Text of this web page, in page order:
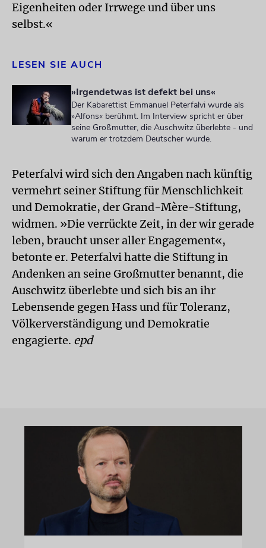
Eigenheiten oder Irrwege und über uns
selbst.«
LESEN SIE AUCH
»Irgendetwas ist defekt bei uns«
Der Kabarettist Emmanuel Peterfalvi wurde als
»Alfons« berühmt. Im Interview spricht er über
seine Großmutter, die Auschwitz überlebte - und
warum er trotzdem Deutscher wurde.
Peterfalvi wird sich den Angaben nach künftig
vermehrt seiner Stiftung für Menschlichkeit
und Demokratie, der Grand-Mère-Stiftung,
widmen. »Die verrückte Zeit, in der wir gerade
leben, braucht unser aller Engagement«,
betonte er. Peterfalvi hatte die Stiftung in
Andenken an seine Großmutter benannt, die
Auschwitz überlebte und sich bis an ihr
Lebensende gegen Hass und für Toleranz,
Völkerverständigung und Demokratie
engagierte. epd